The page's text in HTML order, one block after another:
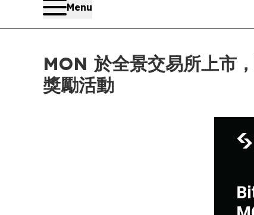
Menu
MON 於全景交易所上市
獎勵活動